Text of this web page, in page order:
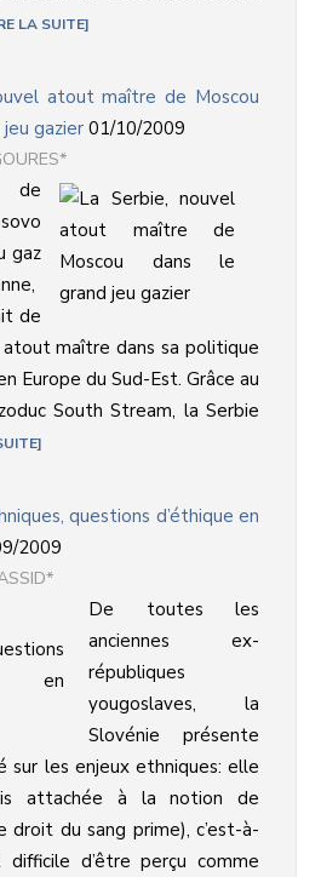
LA SUITE
atout maître de Moscou
gazier 01/10/2009
de
gaz
de
maître dans sa politique
Europe du Sud-Est. Grâce au
South Stream, la Serbie
questions d’éthique en
2009
De toutes les
anciennes ex-
républiques
yougoslaves, la
Slovénie présente
sur les enjeux ethniques: elle
attachée à la notion de
droit du sang prime), c’est-à-
difficile d’être perçu comme